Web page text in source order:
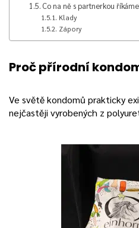
Co na ně s partnerkou
Klady
Zápory
Proč přírodní
Ve světě kondomů prakticky
nejčastěji vyrobených z